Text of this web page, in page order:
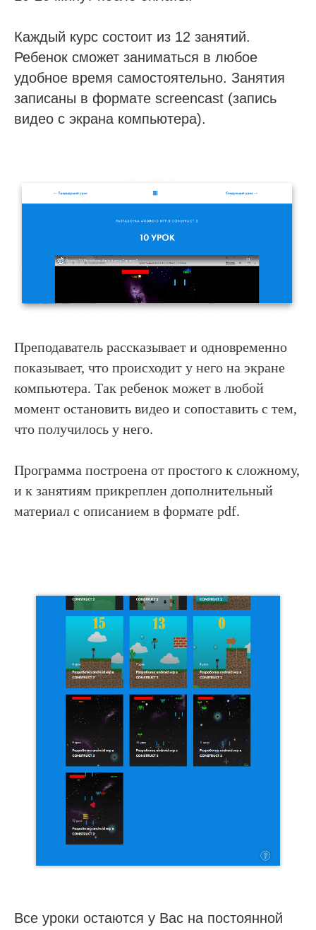
Каждый курс состоит из 12 занятий.
Ребенок сможет заниматься в любое
удобное время самостоятельно. Занятия
записаны в формате screencast (запись
видео с экрана компьютера).
Преподаватель рассказывает и одновременно
показывает, что происходит у него на экране
компьютера. Так ребенок может в любой
момент остановить видео и сопоставить с тем,
что получилось у него.
Программа построена от простого к сложному,
и к занятиям прикреплен дополнительный
материал с описанием в формате pdf.
Все уроки остаются у Вас на постоянной